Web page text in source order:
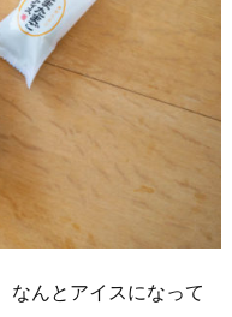
なんとアイスになって